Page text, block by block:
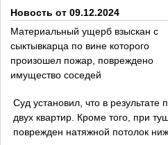
Новость от 09.12.2024
Материальный ущерб взыскан с
сыктывкарца по вине которого
произошел пожар, повреждено
имущество соседей
Суд установил, что в
двух квартир. Кроме того, при
поврежден натяжной потолок